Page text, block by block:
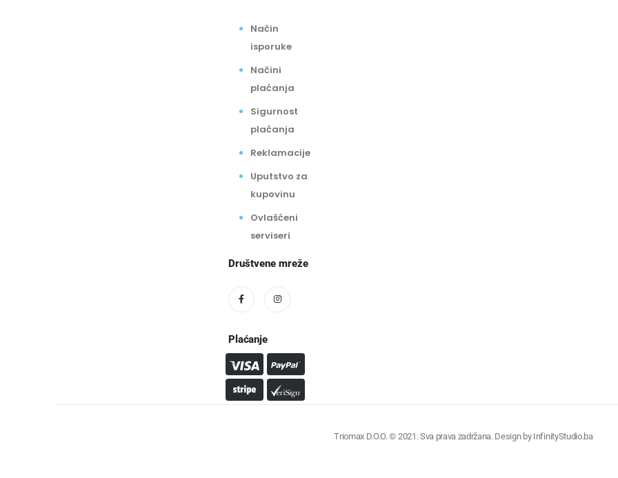
Način
isporuke
Načini
plaćanja
Sigurnost
plaćanja
Reklamacije
Uputstvo za
kupovinu
Ovlašćeni
serviseri
Društvene mreže
Plaćanje
Triomax D.O.O. © 2021. Sva prava zadržana. Design by InfinityStudio.ba